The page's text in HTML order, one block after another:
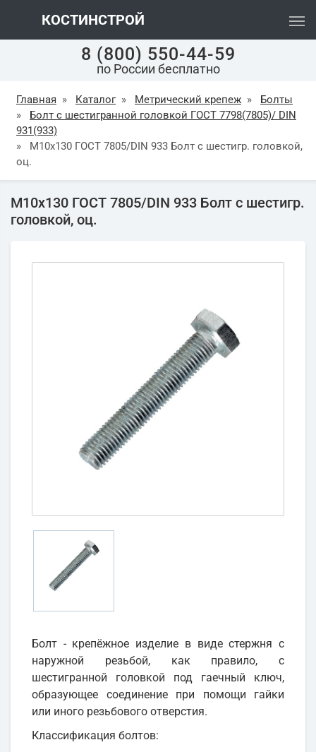
КОСТИНСТРОЙ
8 (800) 550-44-59
по России бесплатно
Главная » Каталог » Метрический крепеж »
Болты
»
Болт с шестигранной головкой ГОСТ 7798(7805)/ DIN
931(933)
»
М10х130 ГОСТ 7805/DIN 933 Болт с шестигр. головкой,
оц.
М10х130 ГОСТ 7805/DIN 933 Болт с шестигр.
головкой, оц.
Болт - крепёжное изделие в виде стержня с
наружной резьбой, как правило, с
шестигранной головкой под гаечный ключ,
образующее соединение при помощи гайки
или иного резьбового отверстия.
Классификация болтов: